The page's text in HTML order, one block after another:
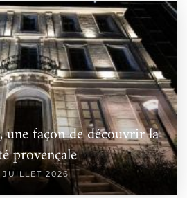
une façon de découvrir la
provençale
JUILLET 2026